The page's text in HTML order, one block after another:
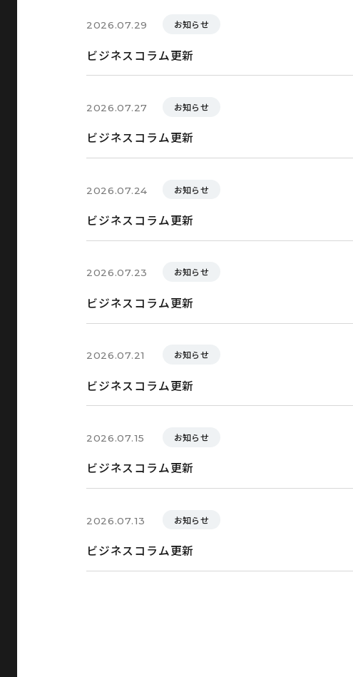
2026.07.29 お知らせ
ビジネスコラム更新
2026.07.27 お知らせ
ビジネスコラム更新
2026.07.24 お知らせ
ビジネスコラム更新
2026.07.23 お知らせ
ビジネスコラム更新
2026.07.21 お知らせ
ビジネスコラム更新
2026.07.15 お知らせ
ビジネスコラム更新
2026.07.13 お知らせ
ビジネスコラム更新